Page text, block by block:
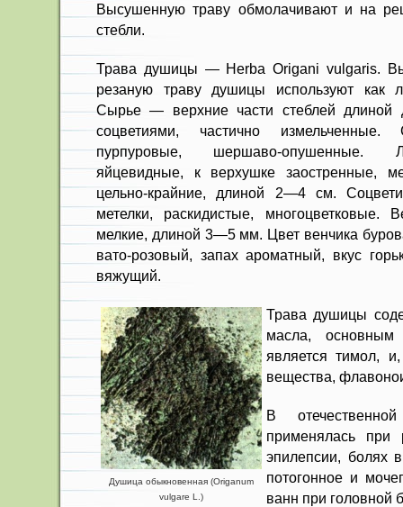
Высушенную траву обмолачивают и на
стебли.
Трава душицы — Herba Origani vulgaris.
резаную траву душицы используют как
Сырье — верхние части стеблей
соцветиями, частично
пурпуровые, шершаво-опушенные.
яйцевидные, к верхушке заострен­ные,
цельно-крайние, длиной 2—4 см.
метелки, раскидис­тые, многоцветковые.
мелкие, длиной 3—5 мм. Цвет венчика
вато-розовый, запах ароматный, вкус
вяжущий.
Душица обыкновенная (Origanum
vulgare L.)
Трава душицы
масла, основным
является тимол,
вещества,
В
применялась при
эпилепсии, болях
потогонное и
ванн при голов­ной